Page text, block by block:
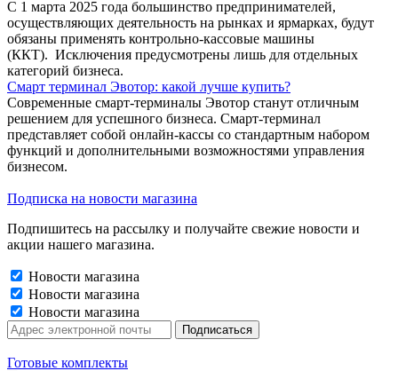
С 1 марта 2025 года большинство предпринимателей,
осуществляющих деятельность на рынках и ярмарках, будут
обязаны применять контрольно-кассовые машины
(ККТ). Исключения предусмотрены лишь для отдельных
категорий бизнеса.
Смарт терминал Эвотор: какой лучше купить?
Современные смарт-терминалы Эвотор станут отличным
решением для успешного бизнеса. Смарт-терминал
представляет собой онлайн-кассы со стандартным набором
функций и дополнительными возможностями управления
бизнесом.
Подписка на новости магазина
Подпишитесь на рассылку и получайте свежие новости и
акции нашего магазина.
Новости магазина
Новости магазина
Новости магазина
Готовые комплекты